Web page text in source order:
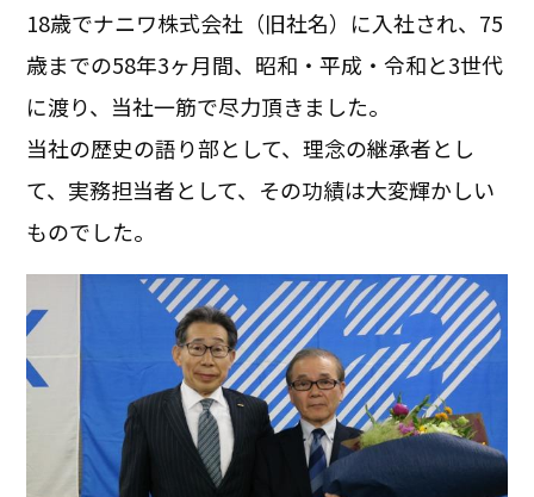
18歳でナニワ株式会社（旧社名）に入社され、75
歳までの58年3ヶ月間、昭和・平成・令和と3世代
に渡り、当社一筋で尽力頂きました。
当社の歴史の語り部として、理念の継承者とし
て、実務担当者として、その功績は大変輝かしい
ものでした。